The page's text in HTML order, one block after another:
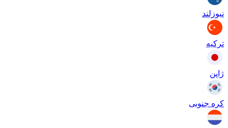
نیوزلند
ترکیه
ژاپن
کره جنوبی